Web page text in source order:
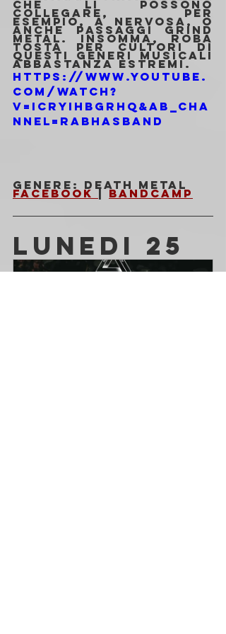
che li possono
collegare, per
esempio, a Nervosa, o
anche passaggi grind
metal. Insomma, roba
tosta per cultori di
questi generi musicali
abbastanza estremi.
https://www.youtube.
com/watch?
v=icRyIHbgRHQ&ab_cha
nnel=RabhasBand
Genere: Death Metal
Facebook | Bandcamp
LUNEDI 25